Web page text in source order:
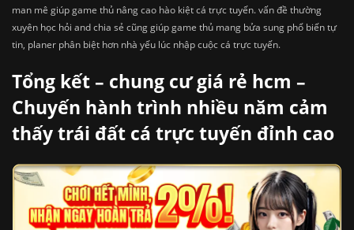
man mê giúp game thủ nâng cao hào kiệt cá trực tuyến. vấn đề thường
xuyên học hỏi and chia sẻ cũng giúp game thủ mang bửa sung phổ biến tự
tin, planer phân biệt hơn nhà yếu lúc nhập cuộc cá trực tuyến.
Tổng kết – chung cư giá rẻ hcm –
Chuyến hành trình nhiều năm cảm
thấy trái đất cá trực tuyến đỉnh cao